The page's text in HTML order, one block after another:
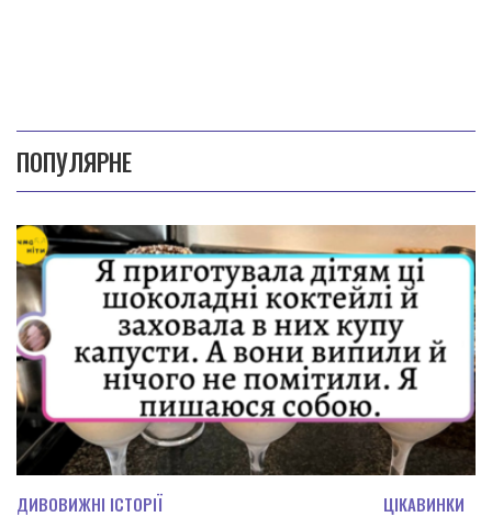
ПОПУЛЯРНЕ
ДИВОВИЖНІ ІСТОРІЇ ЦІКАВИНКИ